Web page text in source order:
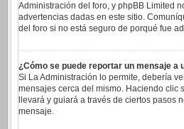
Administración del foro, y phpBB Limited
advertencias dadas en este sitio.
del foro si no está seguro de porqué fue
¿Cómo se puede reportar un mensaje a
Si La Administración lo permite, debería
mensajes cerca del mismo. Haciendo clic
llevará y guiará a través de ciertos pasos
mensaje.